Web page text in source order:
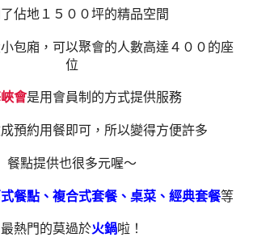
佔地１５００坪的精品空間
包廂，可以聚會的人數高達４００的座
位
會是用會員制的方式提供服務
預約用餐即可，所以變得方便許多
餐點提供也很多元喔～
餐點、複合式套餐、桌菜、經典套餐等
最熱門的莫過於火鍋啦！